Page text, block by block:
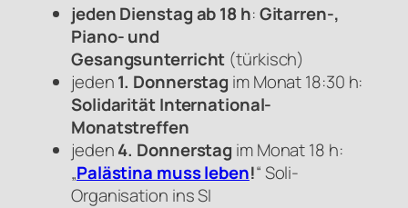
jeden Dienstag ab 18 h:Gitarren-,
Piano- und
Gesangsunterricht (türkisch)
jeden1. Donnerstag im Monat 18:30 h:
Solidarität International-
Monatstreffen
jeden4. Donnerstag im Monat 18 h:
„Palästina muss leben!“ Soli-
Organisation ins SI